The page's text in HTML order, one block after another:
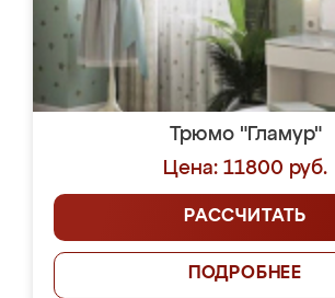
Трюмо "Гламур"
Цена: 11800 руб.
РАССЧИТАТЬ
ПОДРОБНЕЕ